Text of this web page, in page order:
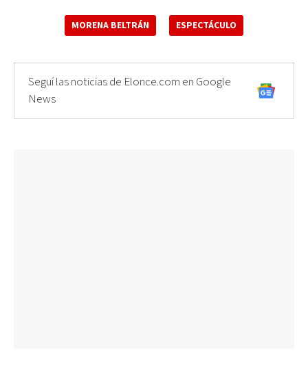
MORENA BELTRÁN ESPECTÁCULO
Seguí las noticias de Elonce.com en Google
News